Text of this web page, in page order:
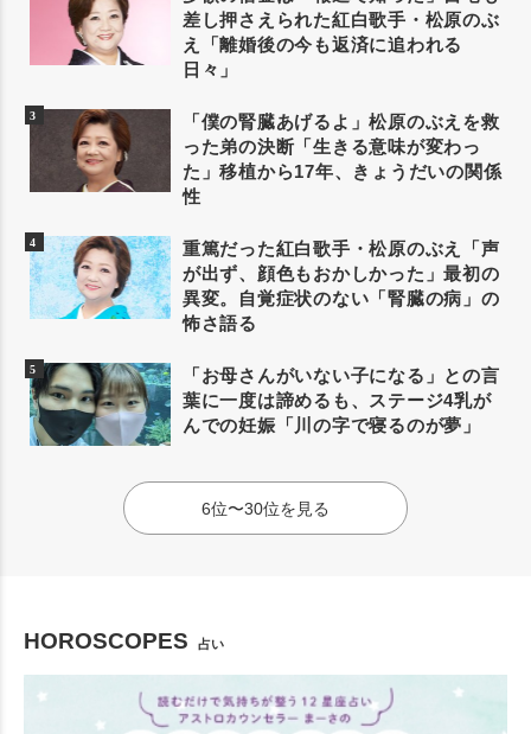
差し押さえられた紅白歌手・松原のぶ
え「離婚後の今も返済に追われる
日々」
「僕の腎臓あげるよ」松原のぶえを救
った弟の決断「生きる意味が変わっ
た」移植から17年、きょうだいの関係
性
重篤だった紅白歌手・松原のぶえ「声
が出ず、顔色もおかしかった」最初の
異変。自覚症状のない「腎臓の病」の
怖さ語る
「お母さんがいない子になる」との言
葉に一度は諦めるも、ステージ4乳が
んでの妊娠「川の字で寝るのが夢」
6位〜30位を見る
HOROSCOPES 占い